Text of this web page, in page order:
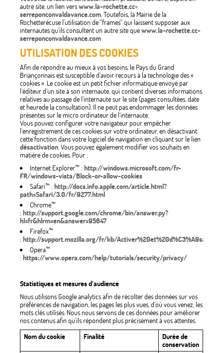
autre site, un lien verswww.la-rochette.cc-
serreponconvaldavance.com. Toutefois, la Mairie de la
Rochetterécuse l'utilisation de "frames" qui laissent supposer aux
internautes qu'ils consultent un autre site quewww.la-rochette.cc-
serreponconvaldavance.com
UTILISATION DES COOKIES
Afin de répondre au mieux à vos besoins, le Pays du Grand
Briançonnais est susceptible d’avoir recours à la technologie des «
cookies ». Le cookie est un petit fichier informatique envoyé par
l’éditeur d’un site à son internaute, qui contient diverses informations
relatives au passage de l’internaute sur le site (pages consultées, date
et heurede la consultation). Il ne peut pas endommager les données
présentes sur le micro ordinateur de l’internaute.
Vous pouvez configurer votre navigateur pour empêcher
l’enregistrement de ces cookies sur votre ordinateur, en désactivant
cette fonction dans votre logiciel de navigation en cliquant sur le lien
désactivation. Vous pouvez également modifier vos souhaits en
matière de cookies. Pour :
Internet Explorer™ : http://windows.microsoft.com/fr-
FR/windows-vista/Block-or-allow-cookies
Safari™ : http://docs.info.apple.com/article.html?
path=Safari/3.0/fr/9277.html
Chrome™
: http://support.google.com/chrome/bin/answer.py?
hl=fr&hlrm=en&answer=95647
Firefox™
: http://support.mozilla.org/fr/kb/
Opera™
: https://www.opera.com/help/tutorials/security/privacy/
Statistiques et mesures d’audience
Nous utilisons Google analytics afin de récolter des données sur vos
préférences de navigation, les pages les plus vues, d’où vous venez, les
mots clés utilisés. Nous nous servons de ces données pour améliorer
nos contenus afin qu’ils répondent plus précisément à vos attentes.
Nom du cookie
Finalité
Durée de
conservation